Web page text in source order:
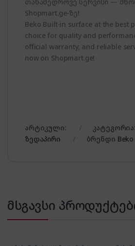
Shopmart.ge-ზე!
Beko Built-in surface at the best
choice for quality and
official warranty, and reliable
now on Shopmart.ge!
არტიკული: კატეგორია:
ზედაპირი
ბრენდი Beko
მსგავსი